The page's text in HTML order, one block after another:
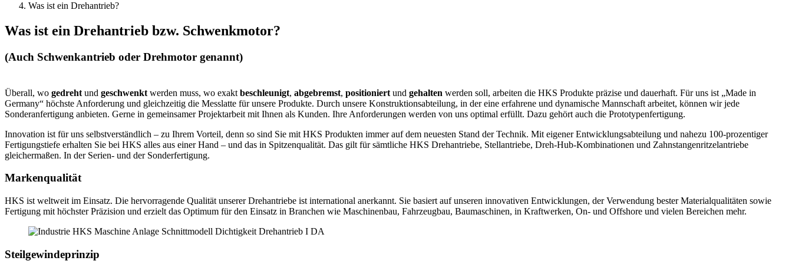
Was ist ein Drehantrieb?
Was ist ein Drehantrieb bzw. Schwenkmotor?
(Auch Schwenkantrieb oder Drehmotor genannt)
Überall, wo gedreht und geschwenkt werden muss, wo exakt beschleunigt, abgebremst, positioniert und gehalten werden soll, arbeiten die HKS Produkte präzise und dauerhaft. Für uns ist „Made in
Germany“ höchste Anforderung und gleichzeitig die Messlatte für unsere Produkte. Durch unsere Konstruktionsabteilung, in der eine erfahrene und dynamische Mannschaft arbeitet, können wir jede
Sonderanfertigung anbieten. Gerne in gemeinsamer Projektarbeit mit Ihnen als Kunden. Ihre Anforderungen werden von uns optimal erfüllt. Dazu gehört auch die Prototypenfertigung.
Innovation ist für uns selbstverständlich – zu Ihrem Vorteil, denn so sind Sie mit HKS Produkten immer auf dem neuesten Stand der Technik. Mit eigener Entwicklungsabteilung und nahezu 100-prozentiger
Fertigungstiefe erhalten Sie bei HKS alles aus einer Hand – und das in Spitzenqualität. Das gilt für sämtliche HKS Drehantriebe, Stellantriebe, Dreh-Hub-Kombinationen und Zahnstangenritzelantriebe
gleichermaßen. In der Serien- und der Sonderfertigung.
Markenqualität
HKS ist weltweit im Einsatz. Die hervorragende Qualität unserer Drehantriebe ist international anerkannt. Sie basiert auf unseren innovativen Entwicklungen, der Verwendung bester Materialqualitäten sowie
Fertigung mit höchster Präzision und erzielt das Optimum für den Einsatz in Branchen wie Maschinenbau, Fahrzeugbau, Baumaschinen, in Kraftwerken, On- und Offshore und vielen Bereichen mehr.
Steilgewindeprinzip